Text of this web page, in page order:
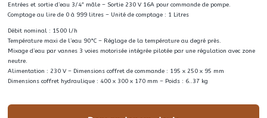
Entrées et sortie d’eau 3/4″ mâle – Sortie 230 V 16A pour commande de pompe.
Comptage au lire de 0 à 999 litres – Unité de comptage : 1 Litres
Débit nominal : 1500 l/h
Température maxi de l’eau 90°C – Réglage de la température au degré près.
Mixage d’eau par vannes 3 voies motorisée intégrée pilotée par une régulation avec zone
neutre.
Alimentation : 230 V – Dimensions coffret de commande : 195 x 250 x 95 mm
Dimensions coffret hydraulique : 400 x 300 x 170 mm – Poids : 6..37 kg